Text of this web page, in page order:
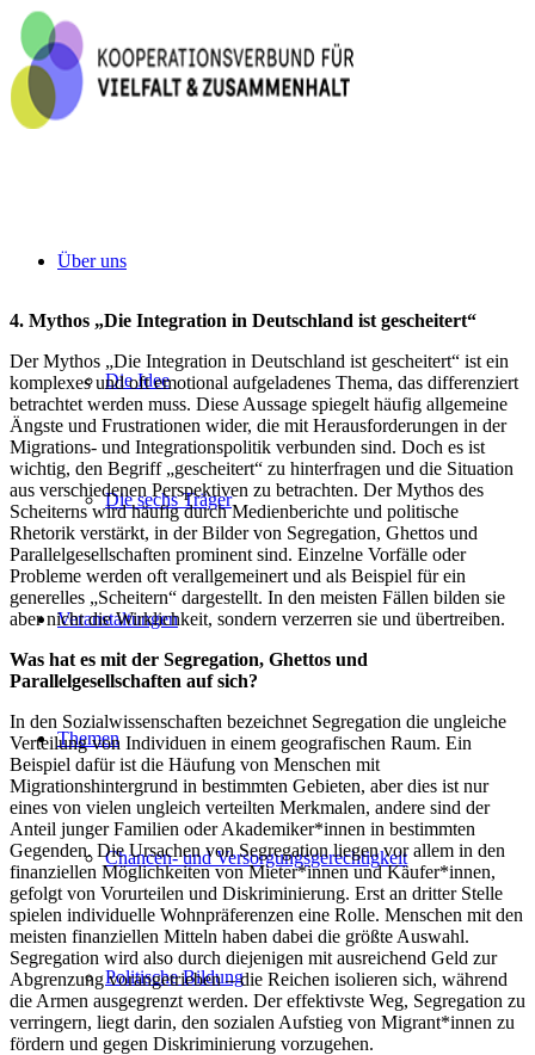
Über uns
Die Idee
Die sechs Träger
Veranstaltungen
Themen
Chancen- und Versorgungsgerechtigkeit
Politische Bildung
4. Mythos „Die Integration in Deutschland ist gescheitert“
Der Mythos „Die Integration in Deutschland ist gescheitert“ ist ein
komplexes und oft emotional aufgeladenes Thema, das differenziert
betrachtet werden muss. Diese Aussage spiegelt häufig allgemeine
Ängste und Frustrationen wider, die mit Herausforderungen in der
Migrations- und Integrationspolitik verbunden sind. Doch es ist
wichtig, den Begriff „gescheitert“ zu hinterfragen und die Situation
aus verschiedenen Perspektiven zu betrachten. Der Mythos des
Scheiterns wird häufig durch Medienberichte und politische
Rhetorik verstärkt, in der Bilder von Segregation, Ghettos und
Parallelgesellschaften prominent sind. Einzelne Vorfälle oder
Probleme werden oft verallgemeinert und als Beispiel für ein
generelles „Scheitern“ dargestellt. In den meisten Fällen bilden sie
aber nicht die Wirklichkeit, sondern verzerren sie und übertreiben.
Was hat es mit der Segregation, Ghettos und
Parallelgesellschaften auf sich?
In den Sozialwissenschaften bezeichnet Segregation die ungleiche
Verteilung von Individuen in einem geografischen Raum. Ein
Beispiel dafür ist die Häufung von Menschen mit
Migrationshintergrund in bestimmten Gebieten, aber dies ist nur
eines von vielen ungleich verteilten Merkmalen, andere sind der
Anteil junger Familien oder Akademiker*innen in bestimmten
Gegenden. Die Ursachen von Segregation liegen vor allem in den
finanziellen Möglichkeiten von Mieter*innen und Käufer*innen,
gefolgt von Vorurteilen und Diskriminierung. Erst an dritter Stelle
spielen individuelle Wohnpräferenzen eine Rolle. Menschen mit den
meisten finanziellen Mitteln haben dabei die größte Auswahl.
Segregation wird also durch diejenigen mit ausreichend Geld zur
Abgrenzung vorangetrieben – die Reichen isolieren sich, während
die Armen ausgegrenzt werden. Der effektivste Weg, Segregation zu
verringern, liegt darin, den sozialen Aufstieg von Migrant*innen zu
fördern und gegen Diskriminierung vorzugehen.